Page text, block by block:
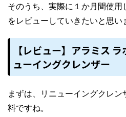
そのうち、実際に１か月間使
をレビューしていきたいと思い
【レビュー】アラミス
ューイングクレンザー
まずは、リニューイングクレ
料ですね。